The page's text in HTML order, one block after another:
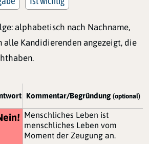
alphabetisch nach Nachname,
alle Kandidierenden angezeigt, die
Kommentar/Begründung (optional)
Menschliches Leben ist
menschliches Leben vom
Moment der Zeugung an.